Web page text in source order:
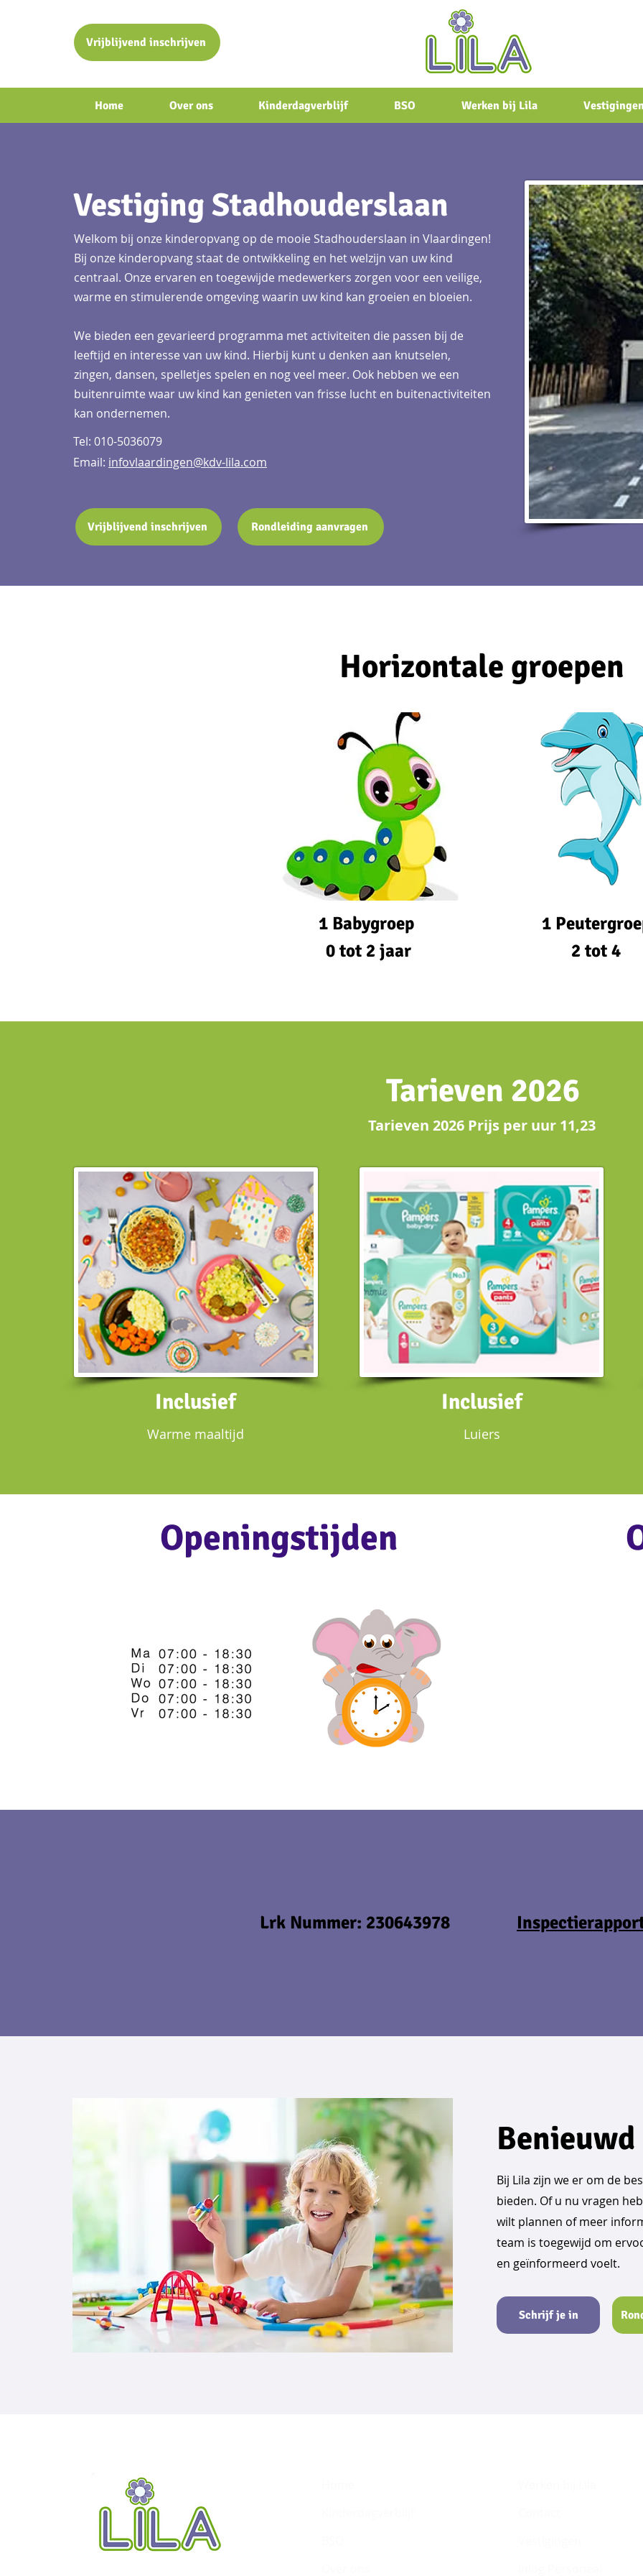
Vrijblijvend inschrijven
Home Over ons Kinderdagverblijf BSO Werken bij Lila
Vestiging Stadhouderslaan
Welkom bij onze kinderopvang op de mooie Stadhouderslaan in Vlaardingen!
Bij onze kinderopvang staat de ontwikkeling en het welzijn van uw kind
centraal. Onze ervaren en toegewijde medewerkers zorgen voor een veilige,
warme en stimulerende omgeving waarin uw kind kan groeien en bloeien.
We bieden een gevarieerd programma met activiteiten die passen bij de
leeftijd en interesse van uw kind. Hierbij kunt u denken aan knutselen,
zingen, dansen, spelletjes spelen en nog veel meer. Ook hebben we een
buitenruimte waar uw kind kan genieten van frisse lucht en buitenactiviteiten
kan ondernemen.
Tel: 010-5036079
Email: infovlaardingen@kdv-lila.com
Vrijblijvend inschrijven Rondleiding aanvragen
Horizontale groepen
1 Babygroep
0 tot 2 jaar
1
2 tot 4
Tarieven 2026
Tarieven 2026 Prijs per uur 11,23
Inclusief
Warme maaltijd
Inclusief
Luiers
Openingstijden
Lrk Nummer: 230643978
Bij Lila zijn we er om de
bieden. Of u nu vragen
wilt plannen of meer
team is toegewijd om
en geïnformeerd voelt.
Schrijf je in